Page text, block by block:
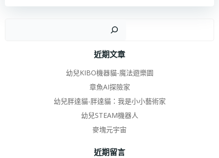
近期文章
幼兒KIBO機器貓-魔法遊樂園
章魚AI探險家
幼兒胖達貓-胖達貓：我是小小藝術家
幼兒STEAM機器人
麥塊元宇宙
近期留言